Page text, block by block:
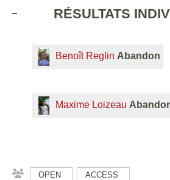
RÉSULTATS
Benoît Reglin Abandon
Maxime Loizeau
OPEN ACCESS